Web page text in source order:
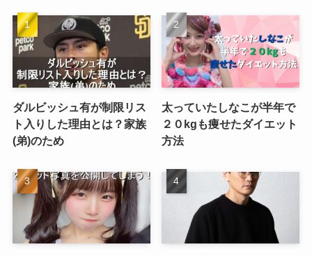
ダルビッシュ有が制限リス
ト入りした理由とは？家族
(弟)のため
太っていたしなこが半年で
２０kgも痩せたダイエット
方法